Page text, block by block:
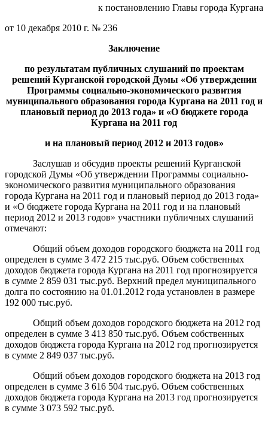
к постановлению Главы города Кургана
от 10 декабря 2010 г. № 236
Заключение
по результатампубличных слушаний по проектам
решений Курганской городской Думы «Об утверждении
Программы социально-экономического развития
муниципального образования города Кургана на 2011 год и
плановый период до 2013года» и «О бюджете города
Кургана на 2011 год
и на плановый период 2012 и 2013 годов»
Заслушав и обсудив проекты решений Курганской
городской Думы «Об утверждении Программы социально-
экономического развития муниципального образования
города Кургана на 2011 год и плановый период до 2013 года»
и «О бюджете города Кургана на 2011 год и на плановый
период 2012 и 2013 годов» участники публичных слушаний
отмечают:
Общий объем доходов городского бюджета на 2011 год
определен в сумме 3 472 215 тыс.руб. Объем собственных
доходов бюджета города Кургана на 2011 год прогнозируется
в сумме 2 859 031 тыс.руб. Верхний предел муниципального
долга по состоянию на 01.01.2012 года установлен в размере
192 000 тыс.руб.
Общий объем доходов городского бюджета на 2012 год
определен в сумме 3 413 850 тыс.руб. Объем собственных
доходов бюджета города Кургана на 2012 год прогнозируется
в сумме 2 849 037 тыс.руб.
Общий объем доходов городского бюджета на 2013 год
определен в сумме 3 616 504 тыс.руб. Объем собственных
доходов бюджета города Кургана на 2013 год прогнозируется
в сумме 3 073 592 тыс.руб.